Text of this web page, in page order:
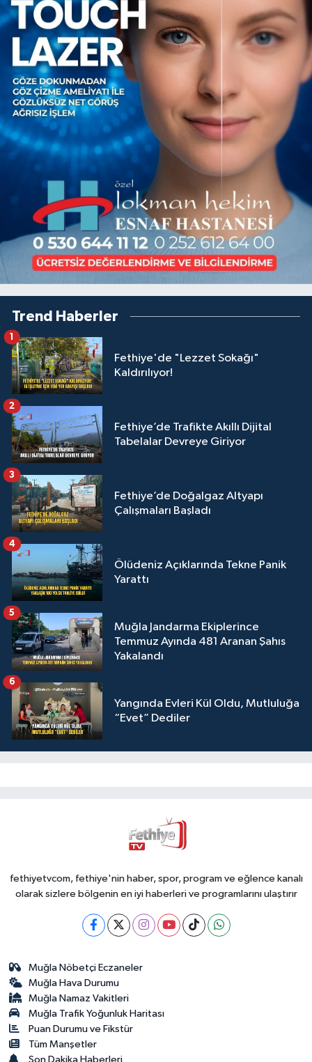
Trend Haberler
Fethiye'de "Lezzet Sokağı"
Kaldırılıyor!
1
Fethiye’de Trafikte Akıllı Dijital
Tabelalar Devreye Giriyor
2
Fethiye’de Doğalgaz Altyapı
Çalışmaları Başladı
3
Ölüdeniz Açıklarında Tekne Panik
Yarattı
4
Muğla Jandarma Ekiplerince
Temmuz Ayında 481 Aranan Şahıs
Yakalandı
5
Yangında Evleri Kül Oldu, Mutluluğa
“Evet” Dediler
6
fethiyetvcom, fethiye'nin haber, spor, program ve eğlence kanalı
olarak sizlere bölgenin en iyi haberleri ve programlarını ulaştırır
Muğla Nöbetçi Eczaneler
Muğla Hava Durumu
Muğla Namaz Vakitleri
Muğla Trafik Yoğunluk Haritası
Puan Durumu ve Fikstür
Tüm Manşetler
Son Dakika Haberleri